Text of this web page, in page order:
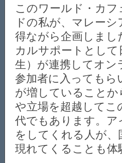
このワールド・カ
ドの私が、マレー
得ながら企画しまし
カルサポートとして
生）が連携してオン
参加者に入ってもら
が増していることか
や立場を超越して
代でもあります。
をしてくれる人が
現れてくることも